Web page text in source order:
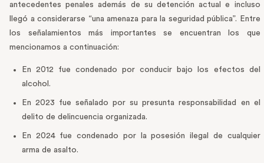
antecedentes penales además de su detención actual e incluso
llegó a considerarse “una amenaza para la seguridad pública”. Entre
los señalamientos más importantes se encuentran los que
mencionamos a continuación:
En 2012 fue condenado por conducir bajo los efectos del
alcohol.
En 2023 fue señalado por su presunta responsabilidad en el
delito de delincuencia organizada.
En 2024 fue condenado por la posesión ilegal de cualquier
arma de asalto.